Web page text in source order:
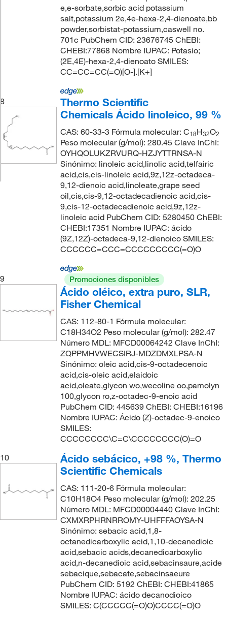
e,e-sorbate,sorbic acid potassium
salt,potassium 2e,4e-hexa-2,4-dienoate,bb
powder,sorbistat-potassium,caswell no.
701c PubChem CID: 23676745 ChEBI:
CHEBI:77868 Nombre IUPAC: Potasio;
(2E,4E)-hexa-2,4-dienoato SMILES:
CC=CC=CC(=O)[O-].[K+]
8
Thermo Scientific
Chemicals Ácido linoleico, 99 %
CAS: 60-33-3 Fórmula molecular: C18H32O2
Peso molecular (g/mol): 280.45 Clave InChI:
OYHQOLUKZRVURQ-HZJYTTRNSA-N
Sinónimo: linoleic acid,linolic acid,telfairic
acid,cis,cis-linoleic acid,9z,12z-octadeca-
9,12-dienoic acid,linoleate,grape seed
oil,cis,cis-9,12-octadecadienoic acid,cis-
9,cis-12-octadecadienoic acid,9z,12z-
linoleic acid PubChem CID: 5280450 ChEBI:
CHEBI:17351 Nombre IUPAC: ácido
(9Z,12Z)-octadeca-9,12-dienoico SMILES:
CCCCCC=CCC=CCCCCCCCC(=O)O
9 Promociones disponibles
Ácido oléico, extra puro, SLR,
Fisher Chemical
CAS: 112-80-1 Fórmula molecular:
C18H34O2 Peso molecular (g/mol): 282.47
Número MDL: MFCD00064242 Clave InChI:
ZQPPMHVWECSIRJ-MDZDMXLPSA-N
Sinónimo: oleic acid,cis-9-octadecenoic
acid,cis-oleic acid,elaidoic
acid,oleate,glycon wo,wecoline oo,pamolyn
100,glycon ro,z-octadec-9-enoic acid
PubChem CID: 445639 ChEBI: CHEBI:16196
Nombre IUPAC: Ácido (Z)-octadec-9-enoico
SMILES:
CCCCCCCC\C=C\CCCCCCCC(O)=O
10
Ácido sebácico, +98 %, Thermo
Scientific Chemicals
CAS: 111-20-6 Fórmula molecular:
C10H18O4 Peso molecular (g/mol): 202.25
Número MDL: MFCD00004440 Clave InChI:
CXMXRPHRNRROMY-UHFFFAOYSA-N
Sinónimo: sebacic acid,1,8-
octanedicarboxylic acid,1,10-decanedioic
acid,sebacic acids,decanedicarboxylic
acid,n-decanedioic acid,sebacinsaure,acide
sebacique,sebacate,sebacinsaeure
PubChem CID: 5192 ChEBI: CHEBI:41865
Nombre IUPAC: ácido decanodioico
SMILES: C(CCCCC(=O)O)CCCC(=O)O